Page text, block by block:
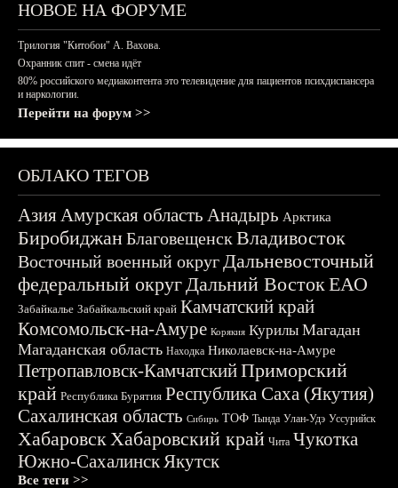
НОВОЕ НА ФОРУМЕ
Трилогия "Китобои" А. Вахова.
Охранник спит - смена идёт
80% российского медиаконтента это телевидение для пациентов психдиспансера
и наркологии.
Перейти на форум >>
ОБЛАКО ТЕГОВ
АзияАмурская область Анадырь Арктика
БиробиджанБлаговещенскВладивосток
Восточный военный округДальневосточный
федеральный округДальний ВостокЕАО
Забайкалье Забайкальский край Камчатский край
Комсомольск-на-Амуре Корякия Курилы Магадан
Магаданская область Находка Николаевск-на-Амуре
Петропавловск-КамчатскийПриморский
край Республика Бурятия Республика Саха (Якутия)
Сахалинская область Сибирь ТОФ Тында Улан-Удэ Уссурийск
ХабаровскХабаровский край Чита Чукотка
Южно-СахалинскЯкутск
Все теги >>